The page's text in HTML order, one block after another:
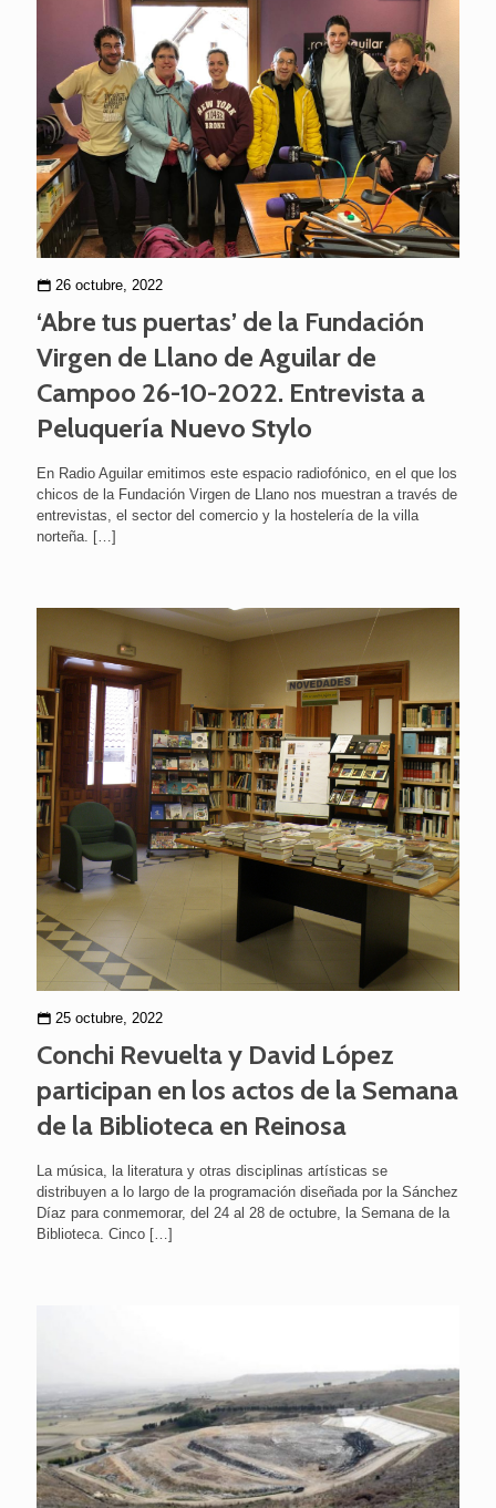
26 octubre, 2022
‘Abre tus puertas’ de la Fundación
Virgen de Llano de Aguilar de
Campoo 26-10-2022. Entrevista a
Peluquería Nuevo Stylo
En Radio Aguilar emitimos este espacio radiofónico, en el que los
chicos de la Fundación Virgen de Llano nos muestran a través de
entrevistas, el sector del comercio y la hostelería de la villa
norteña.
[…]
25 octubre, 2022
Conchi Revuelta y David López
participan en los actos de la Semana
de la Biblioteca en Reinosa
La música, la literatura y otras disciplinas artísticas se
distribuyen a lo largo de la programación diseñada por la Sánchez
Díaz para conmemorar, del 24 al 28 de octubre, la Semana de la
Biblioteca. Cinco […]